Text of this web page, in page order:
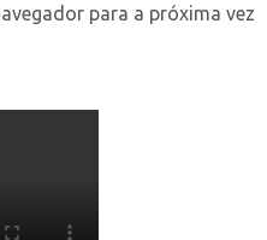
para a próxima vez